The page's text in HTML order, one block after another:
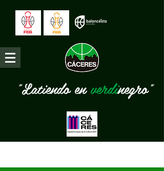
"Latiendo enverdinegro"